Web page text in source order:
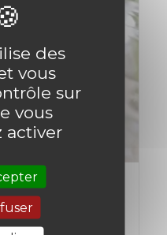
en été en juin
bouturer ?
des
vous
sur
vous
activer